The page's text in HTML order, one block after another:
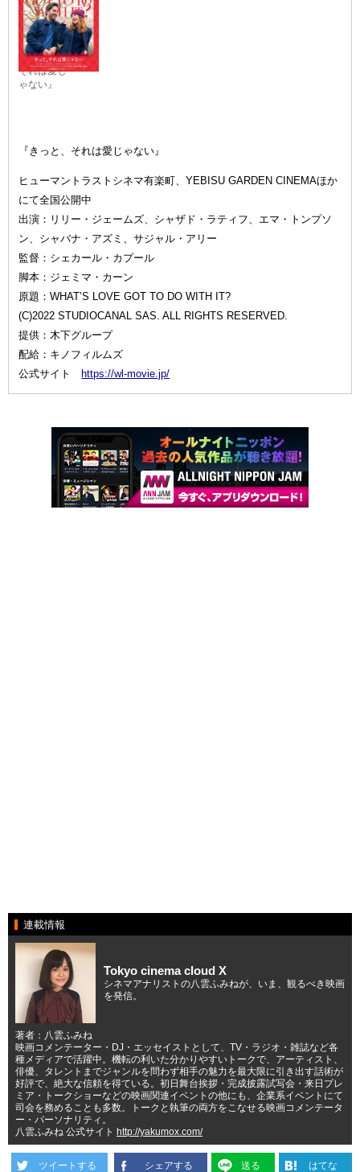
『きっと、
それは愛じ
ゃない』
『きっと、それは愛じゃない』
ヒューマントラストシネマ有楽町、YEBISU GARDEN CINEMAほか
にて全国公開中
出演：リリー・ジェームズ、シャザド・ラティフ、エマ・トンプソ
ン、シャバナ・アズミ、サジャル・アリー
監督：シェカール・カプール
脚本：ジェミマ・カーン
原題：WHAT’S LOVE GOT TO DO WITH IT?
(C)2022 STUDIOCANAL SAS. ALL RIGHTS RESERVED.
提供：木下グループ
配給：キノフィルムズ
公式サイト
https://wl-movie.jp/
連載情報
Tokyo cinema cloud X
シネマアナリストの八雲ふみねが、いま、観るべき映画
を発信。
著者：八雲ふみね
映画コメンテーター・DJ・エッセイストとして、TV・ラジオ・雑誌など各
種メディアで活躍中。機転の利いた分かりやすいトークで、アーティスト、
俳優、タレントまでジャンルを問わず相手の魅力を最大限に引き出す話術が
好評で、絶大な信頼を得ている。初日舞台挨拶・完成披露試写会・来日プレ
ミア・トークショーなどの映画関連イベントの他にも、企業系イベントにて
司会を務めることも多数。トークと執筆の両方をこなせる映画コメンテータ
ー・パーソナリティ。
八雲ふみね 公式サイト
http://yakumox.com/
ツイートする シェアする 送る はてな